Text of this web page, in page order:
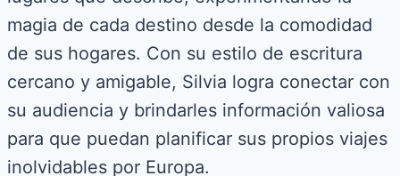
magia de cada destino desde la comodidad
de sus hogares. Con su estilo de escritura
cercano y amigable, Silvia logra conectar con
su audiencia y brindarles información valiosa
para que puedan planificar sus propios viajes
inolvidables por Europa.